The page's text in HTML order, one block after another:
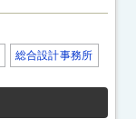
総合設計事務所